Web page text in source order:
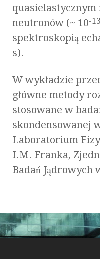
neutronów (~ 10-13
spektroskopią
s).
W wykładzie
główne metody
stosowane w
skondensowanej
Laboratorium
I.M. Franka,
Badań Jądrowych